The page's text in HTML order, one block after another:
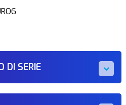
DI SERIE